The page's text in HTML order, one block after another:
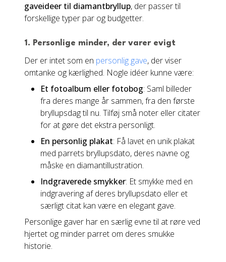
gaveideer til diamantbryllup, der passer til
forskellige typer par og budgetter.
1. Personlige minder, der varer evigt
Der er intet som en personlig gave, der viser
omtanke og kærlighed. Nogle idéer kunne være:
Et fotoalbum eller fotobog: Saml billeder
fra deres mange år sammen, fra den første
bryllupsdag til nu. Tilføj små noter eller citater
for at gøre det ekstra personligt.
En personlig plakat: Få lavet en unik plakat
med parrets bryllupsdato, deres navne og
måske en diamantillustration.
Indgraverede smykker: Et smykke med en
indgravering af deres bryllupsdato eller et
særligt citat kan være en elegant gave.
Personlige gaver har en særlig evne til at røre ved
hjertet og minder parret om deres smukke
historie.